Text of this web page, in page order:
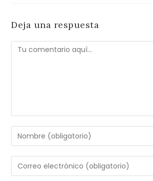
Deja una respuesta
Comentario
Introduce
tu
nombre
Introduce
tu